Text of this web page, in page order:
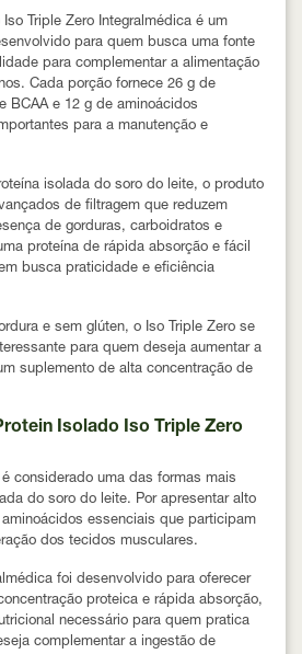
Triple Zero Integralmédica é um
para quem busca uma fonte
para complementar a alimentação
Cada porção fornece 26 g de
BCAAe 12 g de aminoácidos
para a manutenção e
isolada do soro do leite, o produto
de filtragem que reduzem
de gorduras, carboidratos e
proteína de rápida absorção e fácil
busca praticidade e eficiência
e sem glúten, o Iso Triple Zero se
para quem deseja aumentar a
suplemento de alta concentração de
Isolado Iso Triple Zero
considerado uma das formas mais
do soro do leite. Por apresentar alto
aminoácidos essenciais que participam
dos tecidos musculares.
foi desenvolvido para oferecer
proteica e rápida absorção,
necessário para quem pratica
complementar a ingestão de